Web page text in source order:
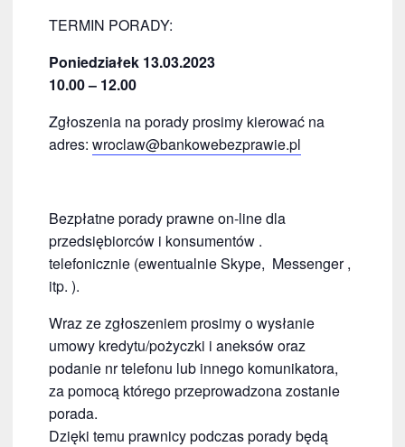
TERMIN PORADY:
Poniedziałek 13.03.2023
10.00 – 12.00
Zgłoszenia na porady prosimy kierować na
adres: wroclaw@bankowebezprawie.pl
Bezpłatne porady prawne on-line dla
przedsiębiorców i konsumentów .
telefonicznie (ewentualnie Skype, Messenger ,
itp. ).
Wraz ze zgłoszeniem prosimy o wysłanie
umowy kredytu/pożyczki i aneksów oraz
podanie nr telefonu lub innego komunikatora,
za pomocą którego przeprowadzona zostanie
porada.
Dzięki temu prawnicy podczas porady będą